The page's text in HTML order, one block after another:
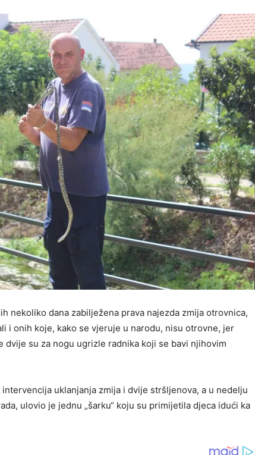
nekoliko dana zabilježena prava najezda zmija otrovnica,
i onih koje, kako se vjeruje u narodu, nisu otrovne, jer
dvije su za nogu ugrizle radnika koji se bavi njihovim
uklanjanja zmija i dvije stršljenova, a u nedelju
ulovio je jednu „šarku“ koju su primijetila djeca idući ka